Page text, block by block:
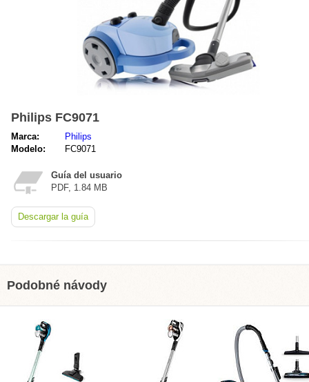
Philips FC9071
Marca:
Philips
Modelo:
FC9071
Guía del usuario
PDF, 1.84 MB
Descargar la guía
Podobné návody